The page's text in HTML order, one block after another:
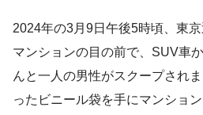
2024年の3月9日午後5時頃、東
マンションの目の前で、SUV車
んと一人の男性がスクープされ
ったビニール袋を手にマンショ